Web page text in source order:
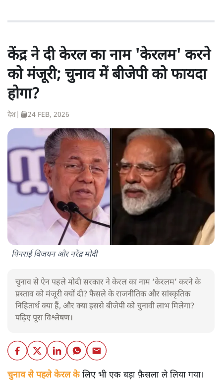
केंद्र ने दी केरल का नाम 'केरलम' करने
को मंजूरी; चुनाव में बीजेपी को फायदा
होगा?
देश 24 FEB, 2026
पिनराई विजयन और नरेंद्र मोदी
चुनाव से ऐन पहले मोदी सरकार ने केरल का नाम ‘केरलम’ करने के
प्रस्ताव को मंजूरी क्यों दी? फैसले के राजनीतिक और सांस्कृतिक
निहितार्थ क्या हैं, और क्या इससे बीजेपी को चुनावी लाभ मिलेगा?
पढ़िए पूरा विश्लेषण।
चुनाव से पहले केरल केलिए भी एक बड़ा फ़ैसला ले लिया गया।